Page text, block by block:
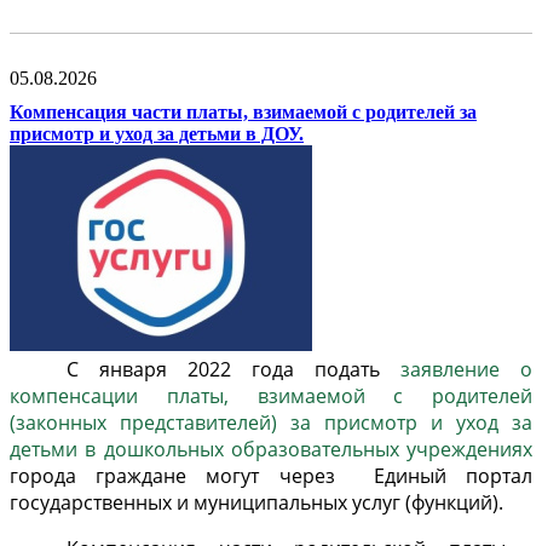
05.08.2026
Компенсация части платы, взимаемой с родителей за
присмотр и уход за детьми в ДОУ.
С января 2022 года податьзаявление о
компенсации платы, взимаемой с родителей
(законных представителей) за присмотр и уход за
детьми в дошкольных образовательных учреждениях
города граждане могут через Единый портал
государственных и муниципальных услуг (функций).